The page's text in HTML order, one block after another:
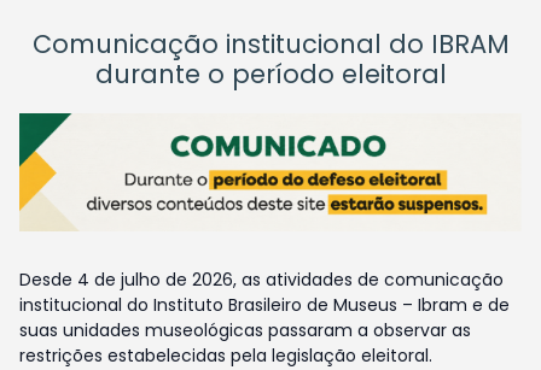
Comunicação institucional do IBRAM
durante o período eleitoral
Desde 4 de julho de 2026, as atividades de comunicação
institucional do Instituto Brasileiro de Museus – Ibram e de
suas unidades museológicas passaram a observar as
restrições estabelecidas pela legislação eleitoral.